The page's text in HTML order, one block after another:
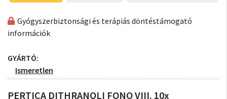
Gyógyszerbiztonsági és terápiás döntéstámogató
információk
GYÁRTÓ:
Ismeretlen
PERTICA DITHRANOLI FONO VIII. 10x